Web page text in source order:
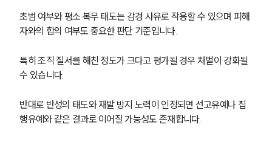
초범 여부와 평소 복무 태도는 감경 사유로 작용할 수 있으며 피해
자와의 합의 여부도 중요한 판단 기준입니다.
특히 조직 질서를 해친 정도가 크다고 평가될 경우 처벌이 강화될
수 있습니다.
반대로 반성의 태도와 재발 방지 노력이 인정되면 선고유예나 집
행유예와 같은 결과로 이어질 가능성도 존재합니다.